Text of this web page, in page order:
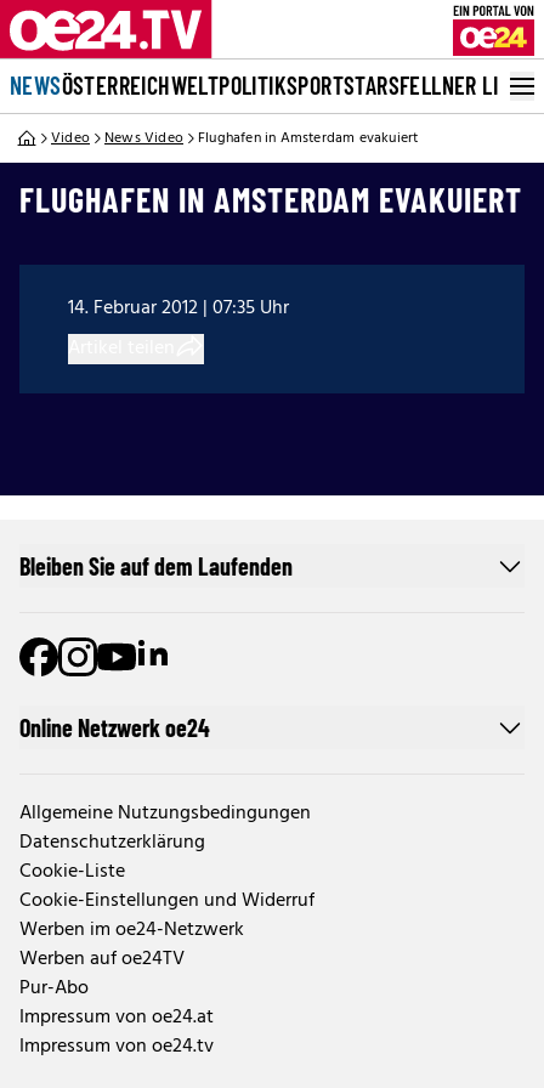
NEWSÖSTERREICHWELTPOLITIKSPORTSTARSFELLNER LIVE
Video News Video Flughafen in Amsterdam evakuiert
FLUGHAFEN IN AMSTERDAM EVAKUIERT
14. Februar 2012 | 07:35 Uhr
Online Netzwerk oe24
Allgemeine Nutzungsbedingungen
Datenschutzerklärung
Cookie-Liste
Cookie-Einstellungen und Widerruf
Werben im oe24-Netzwerk
Werben auf oe24TV
Pur-Abo
Impressum von oe24.at
Impressum von oe24.tv
Bleiben Sie auf dem Laufenden